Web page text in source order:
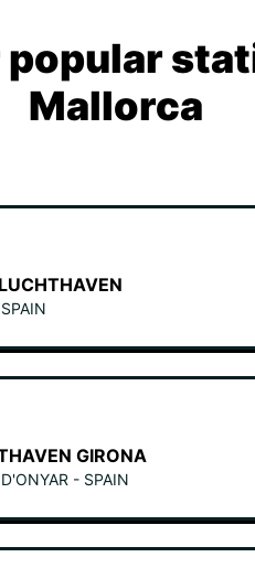
Mallorca
GIRONA
- SPAIN